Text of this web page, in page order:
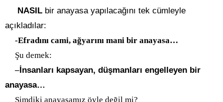
NASIL bir anayasa yapılacağını tek cümleyle
açıkladılar:
-Efradını cami, ağyarını mani bir anayasa…
Şu demek:
–İnsanları kapsayan, düşmanları engelleyen bir
anayasa…
Şimdiki anayasamız öyle değil mi?